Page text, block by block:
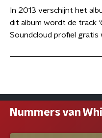
In 2013 verschijnt het
dit album wordt de track '
Soundcloud profiel gratis
Nummers van